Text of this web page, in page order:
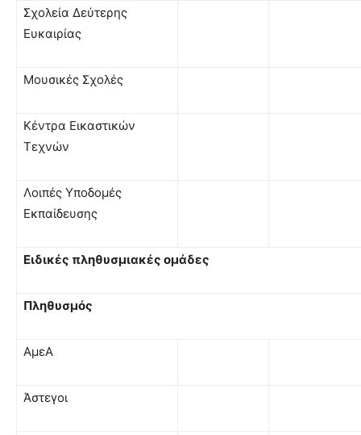
Σχολεία Δεύτερης
Ευκαιρίας
Μουσικές Σχολές
Κέντρα Εικαστικών
Τεχνών
Λοιπές Υποδομές
Εκπαίδευσης
Ειδικές πληθυσμιακές ομάδες
Πληθυσμός
ΑμεΑ
Άστεγοι